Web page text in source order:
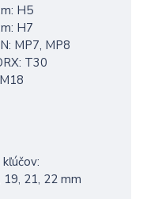
H5
H7
MP7, MP8
T30
19, 21, 22 mm